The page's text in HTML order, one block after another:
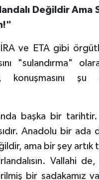
Değildir Ama
İRA ve ETA gibi
"sulandırma"
konuşmasını
başka bir
Anadolu bir ada
ama bir şey
Vallahi
bir sadakamız